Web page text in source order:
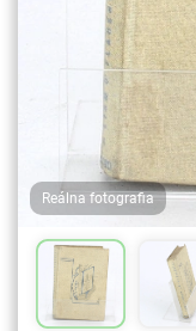
Reálna fotografia